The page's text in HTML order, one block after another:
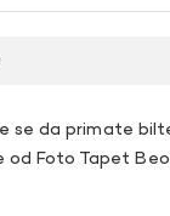
se da primate
Foto Tapet